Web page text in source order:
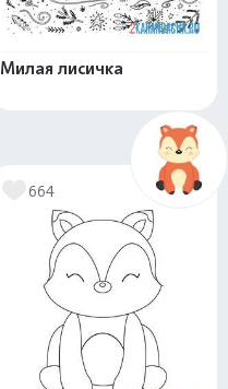
Милая лисичка
664